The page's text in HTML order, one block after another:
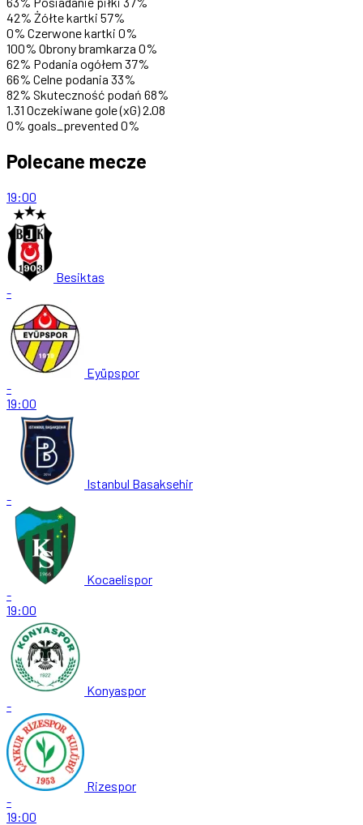
42% Żółte kartki 57%
0% Czerwone kartki 0%
100% Obrony bramkarza 0%
62% Podania ogółem 37%
66% Celne podania 33%
82% Skuteczność podań 68%
1.31 Oczekiwane gole (xG)2.08
0% goals_prevented 0%
Polecane mecze
19:00
Besiktas
-
Eyüpspor
-
19:00
Istanbul Basaksehir
-
Kocaelispor
-
19:00
Konyaspor
-
Rizespor
-
19:00